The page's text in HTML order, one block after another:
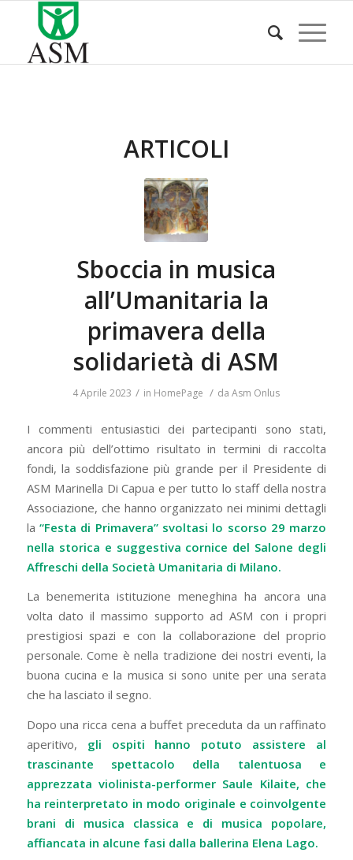
ARTICOLI
Sboccia in musica
all’Umanitaria la
primavera della
solidarietà di ASM
4 Aprile 2023 / in HomePage / daAsm Onlus
I commenti entusiastici dei partecipanti sono stati,
ancora più dell’ottimo risultato in termini di raccolta
fondi, la soddisfazione più grande per il Presidente di
ASM Marinella Di Capua e per tutto lo staff della nostra
Associazione, che hanno organizzato nei minimi dettagli
la “Festa di Primavera” svoltasi lo scorso 29 marzo
nella storica e suggestiva cornice del Salone degli
Affreschi della Società Umanitaria di Milano.
La benemerita istituzione meneghina ha ancora una
volta dato il massimo supporto ad ASM con i propri
prestigiosi spazi e con la collaborazione del proprio
personale. Come è nella tradizione dei nostri eventi, la
buona cucina e la musica si sono unite per una serata
che ha lasciato il segno.
Dopo una ricca cena a buffet preceduta da un raffinato
aperitivo, gli ospiti hanno potuto assistere al
trascinante spettacolo della talentuosa e
apprezzata violinista-performer Saule Kilaite, che
ha reinterpretato in modo originale e coinvolgente
brani di musica classica e di musica popolare,
affiancata in alcune fasi dalla ballerina Elena Lago.